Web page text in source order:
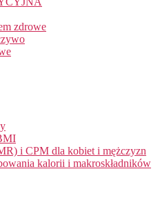
zdrowe
i CPM dla kobiet i mężczyzn
kalorii i makroskładników